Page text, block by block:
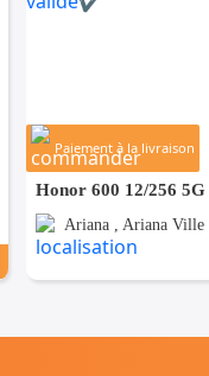
Paiement à la livraison
Honor 600 12/256
Ariana , Ariana Ville